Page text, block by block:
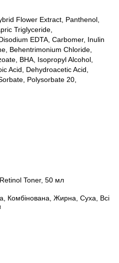
Flower Extract, Panthenol,
Triglyceride,
EDTA, Carbomer, Inulin
Behentrimonium Chloride,
BHA, Isopropyl Alcohol,
Acid, Dehydroacetic Acid,
Polysorbate 20,
Toner, 50 мл
Комбінована, Жирна, Суха, Всі